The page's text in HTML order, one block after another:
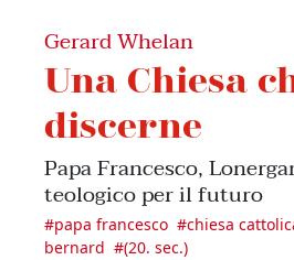
Gerard Whelan
Una Chiesa
discerne
Papa Francesco,
teologico per il futuro
#papa francesco #chiesa
bernard #(20. sec.)